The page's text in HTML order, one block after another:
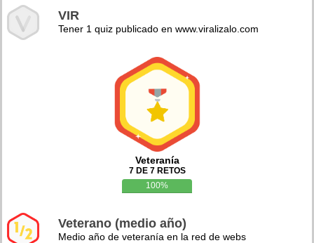
VIR
Tener 1 quiz publicado en www.viralizalo.com
Veteranía
7 DE 7 RETOS
100%
Veterano (medio año)
Medio año de veteranía en la red de webs